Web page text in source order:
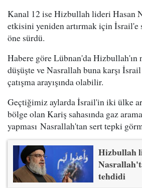
Kanal 12 ise Hizbullah lideri Hasan
etkisini yeniden artırmak için İsrail'e
öne sürdü.
Habere göre Lübnan'da
düşüşte ve Nasrallah buna karşı
çatışma arayışında olabilir.
Geçtiğimiz aylarda İsrail'in iki ülke
bölge olan Kariş sahasında gaz
yapması Nasrallah'tan sert tepki
Hizbullah
tehdidi